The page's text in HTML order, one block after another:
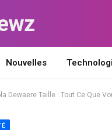
Nouvelles
Dewaere Taille : Tout Ce Que